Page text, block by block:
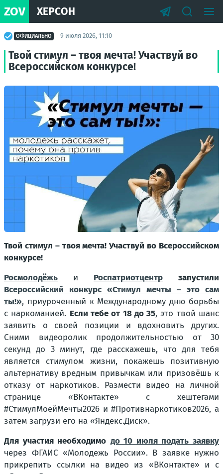
ZOV ХЕРСОН
ОФИЦИАЛЬНО 9 июля 2026, 11:10
Твой стимул – твоя мечта! Участвуй во
Всероссийском конкурсе!
Твой стимул – твоя мечта! Участвуй во Всероссийском
конкурсе!
Росмолодёжь и Роспатриотцентр
запустили
Всероссийский конкурс «Стимул мечты – это сам
ты!», приуроченный к Международному дню борьбы
с наркоманией. Если тебе от 18 до 35, это твой шанс
заявить о своей позиции и вдохновить других.
Сними видеоролик продолжительностью от 30
секунд до 3 минут, где расскажешь, что для тебя
является стимулом жизни, покажешь позитивную
альтернативу вредным привычкам или призовёшь к
отказу от наркотиков. Размести видео на личной
странице «ВКонтакте» с хештегами
#СтимулМоейМечты2026 и #Противнаркотиков2026, а
затем загрузи его на «Яндекс.Диск».
Для участия необходимо до 10 июля подать заявку
через ФГАИС «Молодежь России». В заявке нужно
прикрепить ссылки на видео из «ВКонтакте» и с